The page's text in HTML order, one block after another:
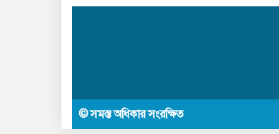
© সমস্ত অধিকার সংরক্ষিত